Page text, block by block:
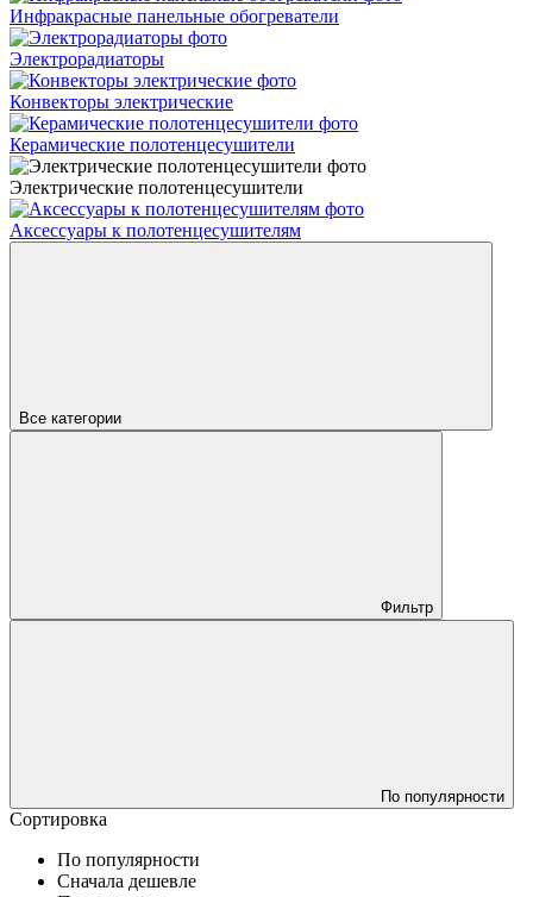
Инфракрасные панельные обогреватели
Электрорадиаторы
Конвекторы электрические
Керамические полотенцесушители
Электрические полотенцесушители
Аксессуары к полотенцесушителям
Все категории
Фильтр
По популярности
Сортировка
По популярности
Сначала дешевле